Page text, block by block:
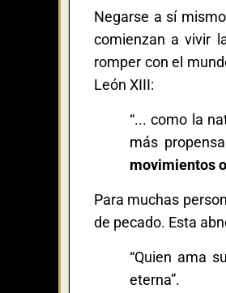
Negarse a sí
comienzan a vivir
romper con el
León XIII:
“... como la
más
movimientos
Para muchas
de pecado. Esta
“Quien ama
eterna”.